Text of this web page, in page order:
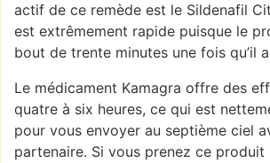
actif de ce remède est le Sildenafil
est extrêmement rapide puisque le
bout de trente minutes une fois qu’il
Le médicament Kamagra offre des
quatre à six heures, ce qui est
pour vous envoyer au septième ciel
partenaire. Si vous prenez ce